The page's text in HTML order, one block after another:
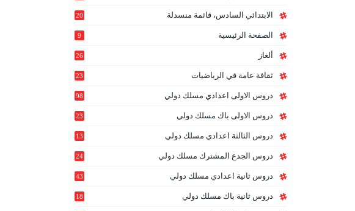
الابتدائي السادس، قائمة منسدلة
20
الصفحة الرئيسية 9
ألغاز 26
ثقافة عامة في الرياضيات 23
دروس الاولى اعدادي مسلك دولي 98
دروس الاولى باك مسلك دولي
23
دروس الثالثة اعدادي مسلك دولي
13
دروس الجدع المشترك مسلك دولي
24
دروس ثانية اعدادي مسلك دولي 43
دروس ثانية باك مسلك دولي
18